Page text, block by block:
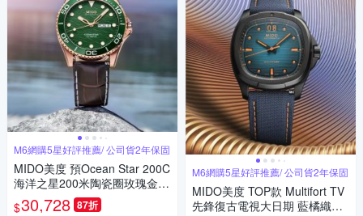
M6網購5星好評推薦/ 公司貨2年保固
MIDO美度 預Ocean Star 200C
海洋之星200米陶瓷圈玫瑰金綠
面42.5㎜ M6(M042430360910
0)
$30,728 87折
M6網購5星好評推薦/ 公司貨2年保固
MIDO美度 TOP款 Multifort TV
先鋒復古電視大日期 藍橘織帶